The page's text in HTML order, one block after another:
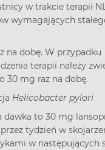
w trakcie terapii
wymagających
na dobę. W przypadku
terapii należy
30 mg raz na dobę.
Helicobacter pylori
dawka to 30 mg
tydzień w
w następujących